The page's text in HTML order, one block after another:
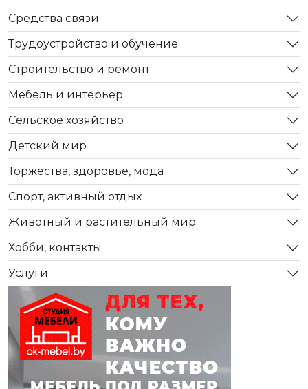
Средства связи
Трудоустройство и обучение
Строительство и ремонт
Мебель и интерьер
Сельское хозяйство
Детский мир
Торжества, здоровье, мода
Спорт, активный отдых
Животный и растительный мир
Хобби, контакты
Услуги